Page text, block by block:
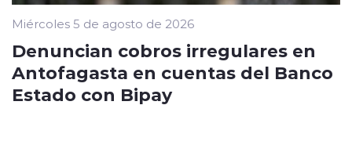
Miércoles 5 de agosto de 2026
Denuncian cobros irregulares en
Antofagasta en cuentas del Banco
Estado con Bipay